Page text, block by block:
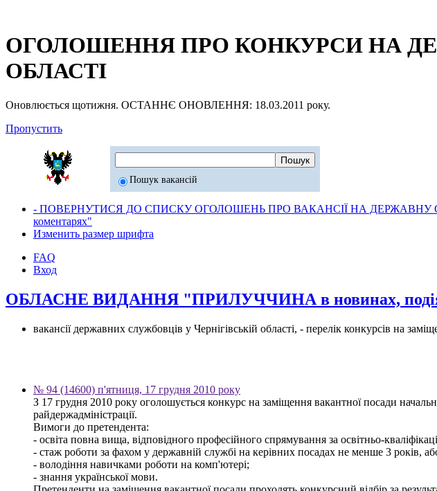
ОГОЛОШЕННЯ ПРО КОНКУРСИ НА
ОБЛАСТІ
Оновлюється щотижня. ОСТАННЄ ОНОВЛЕННЯ: 18.03.2011 року.
Пропустить
Пошук вакансій
- ПОВЕРНУТИСЯ ДО СПИСКУ ОГОЛОШЕНЬ ПРО ВАКАНСІЇ НА ДЕРЖАВНУ
коментарях"
Изменить размер шрифта
FAQ
Вход
ОБЛАСНЕ ВИДАННЯ "ПРИЛУЧЧИНА в новинах,
вакансії державних службовців у Чернігівській області, - перелік конкурсів на
№ 94 (14600) п'ятниця, 17 грудня 2010 року
З 17 грудня 2010 року оголошується конкурс на заміщення вакантної посади
райдержадміністрації.
Вимоги до претендента:
- освіта повна вища, відповідного професійного спрямування за освітньо-
- стаж роботи за фахом у державній службі на керівних посадах не менше 3 років,
- володіння навичками роботи на комп'ютері;
- знання української мови.